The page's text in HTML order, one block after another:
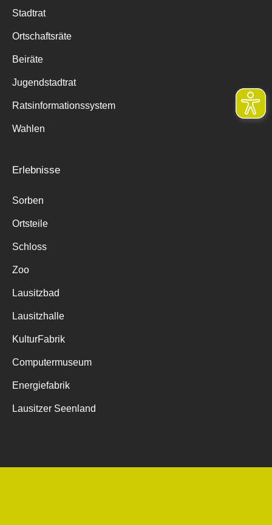
Stadtrat
Ortschaftsräte
Beiräte
Jugendstadtrat
Ratsinformationssystem
Wahlen
Erlebnisse
Sorben
Ortsteile
Schloss
Zoo
Lausitzbad
Lausitzhalle
KulturFabrik
Computermuseum
Energiefabrik
Lausitzer Seenland